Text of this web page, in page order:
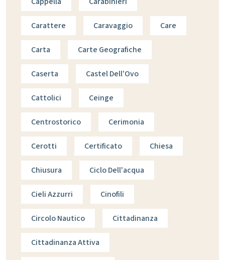
Carattere Caravaggio Care
Carta Carte Geografiche
Caserta Castel Dell'Ovo
Cattolici Ceinge
Centrostorico Cerimonia
Cerotti Certificato Chiesa
Chiusura Ciclo Dell'acqua
Cieli Azzurri Cinofili
Circolo Nautico Cittadinanza
Cittadinanza Attiva